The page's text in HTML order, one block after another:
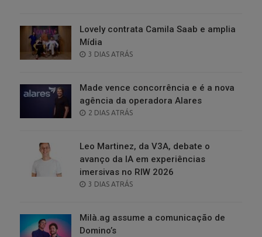
Lovely contrata Camila Saab e amplia
Mídia
POSTED
3 DIAS ATRÁS
Made vence concorrência e é a nova
agência da operadora Alares
POSTED
2 DIAS ATRÁS
Leo Martinez, da V3A, debate o
avanço da IA em experiências
imersivas no RIW 2026
POSTED
3 DIAS ATRÁS
Milà.ag assume a comunicação de
Domino’s